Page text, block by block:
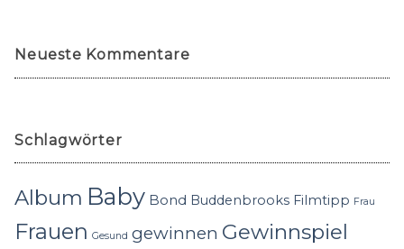
Neueste Kommentare
Schlagwörter
Album Baby Bond Buddenbrooks Filmtipp Frau
Frauen Gesund gewinnen Gewinnspiel